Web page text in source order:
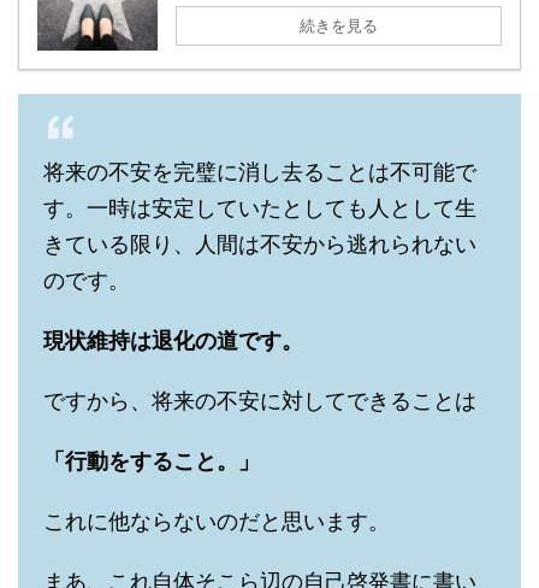
続きを見る
将来の不安を完璧に消し去ることは不可能で
す。一時は安定していたとしても人として生
きている限り、人間は不安から逃れられない
のです。
現状維持は退化の道です。
ですから、将来の不安に対してできることは
「行動をすること。」
これに他ならないのだと思います。
まあ、これ自体そこら辺の自己啓発書に書い